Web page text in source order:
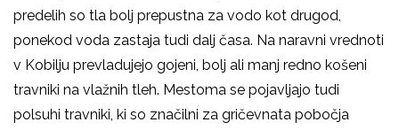
predelih so tla bolj prepustna za vodo kot drugod,
ponekod voda zastaja tudi dalj časa. Na naravni vrednoti
v Kobilju prevladujejo gojeni, bolj ali manj redno košeni
travniki na vlažnih tleh. Mestoma se pojavljajo tudi
polsuhi travniki, ki so značilni za gričevnata pobočja